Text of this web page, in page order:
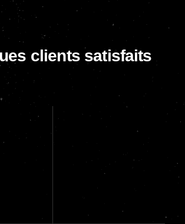
clients satisfaits